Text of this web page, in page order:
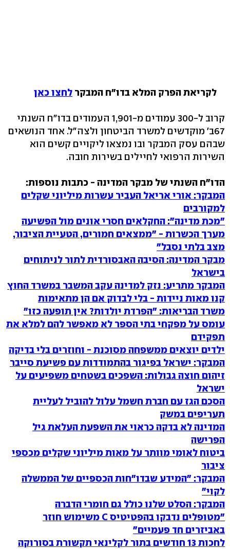
לקריאת הפרק המלא בדו"ח המבקר לחצו כאן
קרוב ל-300 עמודים מ-1,901 העמודים בדו"ח השנתי
67ב' מוקדשים למשרד הביטחון ולצה"ל. אחד הנושאים
שבהם עסק המבקר ובו נמצאו ליקויים קשים הוא
השירות הרפואי לחיילים בשירות חובה.
הדו"ח השנתי של מבקר המדינה - כתבות נוספות:
המבקר: אורי אריאל העביר עשרות מיליוני שקלים
למקורבים
"מכת מדינה": החקלאים חסרי אונים מול הפשיעה
מערך הכשרות - "ממצאים חמורים, הטעיית הציבור,
מצב בלתי נסבל"
מבקר המדינה: הסיבה האבסורדית לתור לניתוחים
בישראל
המבקר מתריע: נזק למדינה עקב המשבר במשרד החוץ
קנו מאות ניידות - בלי לבדוק אם הן מתאימות
משרד הבריאות: "הפרדת יולדות? אין תופעה כזו"
עומס על מפקחי בתי הספר לא מאפשר להם למלא את
תפקידם
ילדים יוצאים ממשפחה מסוכנת - וחוזרים בלי בדיקה
המבקר: ישראל בפיגור בהתמודדות עם פשיעת סייבר
זיהום חוצה גבולות: השפכים בשטחים משפיעים על
ישראל‏
הסכם הגז עם חברת חשמל עלול להוביל לעליית
תעריפים במשק‏
המדינה לא בדקה כראוי את השפעת העלאת גיל
הפרישה‏
ביטוח לאומי מוותר על מאות מיליוני שקלים מכספי
ציבור
המבקר: "המידע שבדו"חות הכספיים של הממשלה
לקוי"‏
המבקר: הסלט שלנו כולל גם חומרי הדברה‏
"מטופלים נדבקו בהפטיטיס C משימוש חוזר
באביזרים חד פעמיים"
לחכות 13 חודשים בתור לקלינאי תקשורת בסורוקה